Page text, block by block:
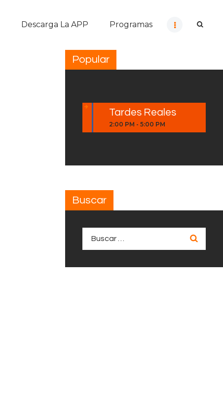
Descarga La APP Programas
Popular
Tardes Reales
2:00 PM -5:00 PM
Buscar